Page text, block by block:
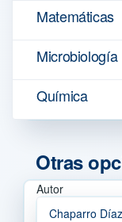
Matemáticas
Microbiología
Química
Otras
Autor
Chaparro